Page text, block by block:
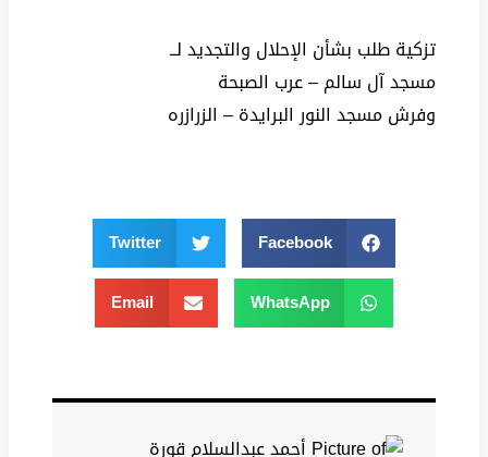
تزكية طلب بشأن الإحلال والتجديد لــ
مسجد آل سالم – عرب الصبحة
وفرش مسجد النور البرايدة – الزرازره
Facebook
Twitter
WhatsApp
Email